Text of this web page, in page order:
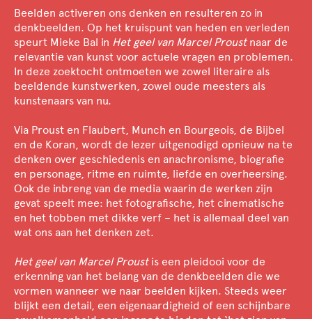
Beelden activeren ons denken en resulteren zo in
denkbeelden. Op het kruispunt van heden en verleden
speurt Mieke Bal in Het geel van Marcel Proustnaar de
relevantie van kunst voor actuele vragen en problemen.
In deze zoektocht ontmoeten we zowel literaire als
beeldende kunstwerken, zowel oude meesters als
kunstenaars van nu.
Via Proust en Flaubert, Munch en Bourgeois, de Bijbel
en de Koran, wordt de lezer uitgenodigd opnieuw na te
denken over geschiedenis en anachronisme, biografie
en personage, ritme en ruimte, liefde en overheersing.
Ook de inbreng van de media waarin de werken zijn
gevat speelt mee: het fotografische, het cinematische
en het tobben met dikke verf – het is allemaal deel van
wat ons aan het denken zet.
Het geel van Marcel Proustis een pleidooi voor de
erkenning van het belang van de denkbeelden die we
vormen wanneer we naar beelden kijken. Steeds weer
blijkt een detail, een eigenaardigheid of een schijnbare